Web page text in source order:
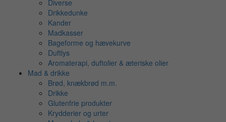
Diverse
Drikkedunke
Kander
Madkasser
Bageforme og hævekurve
Duftlys
Aromaterapi, duftolier & æteriske olier
Mad & drikke
Brød, knækbrød m.m.
Drikke
Glutenfrie produkter
Krydderier og urter